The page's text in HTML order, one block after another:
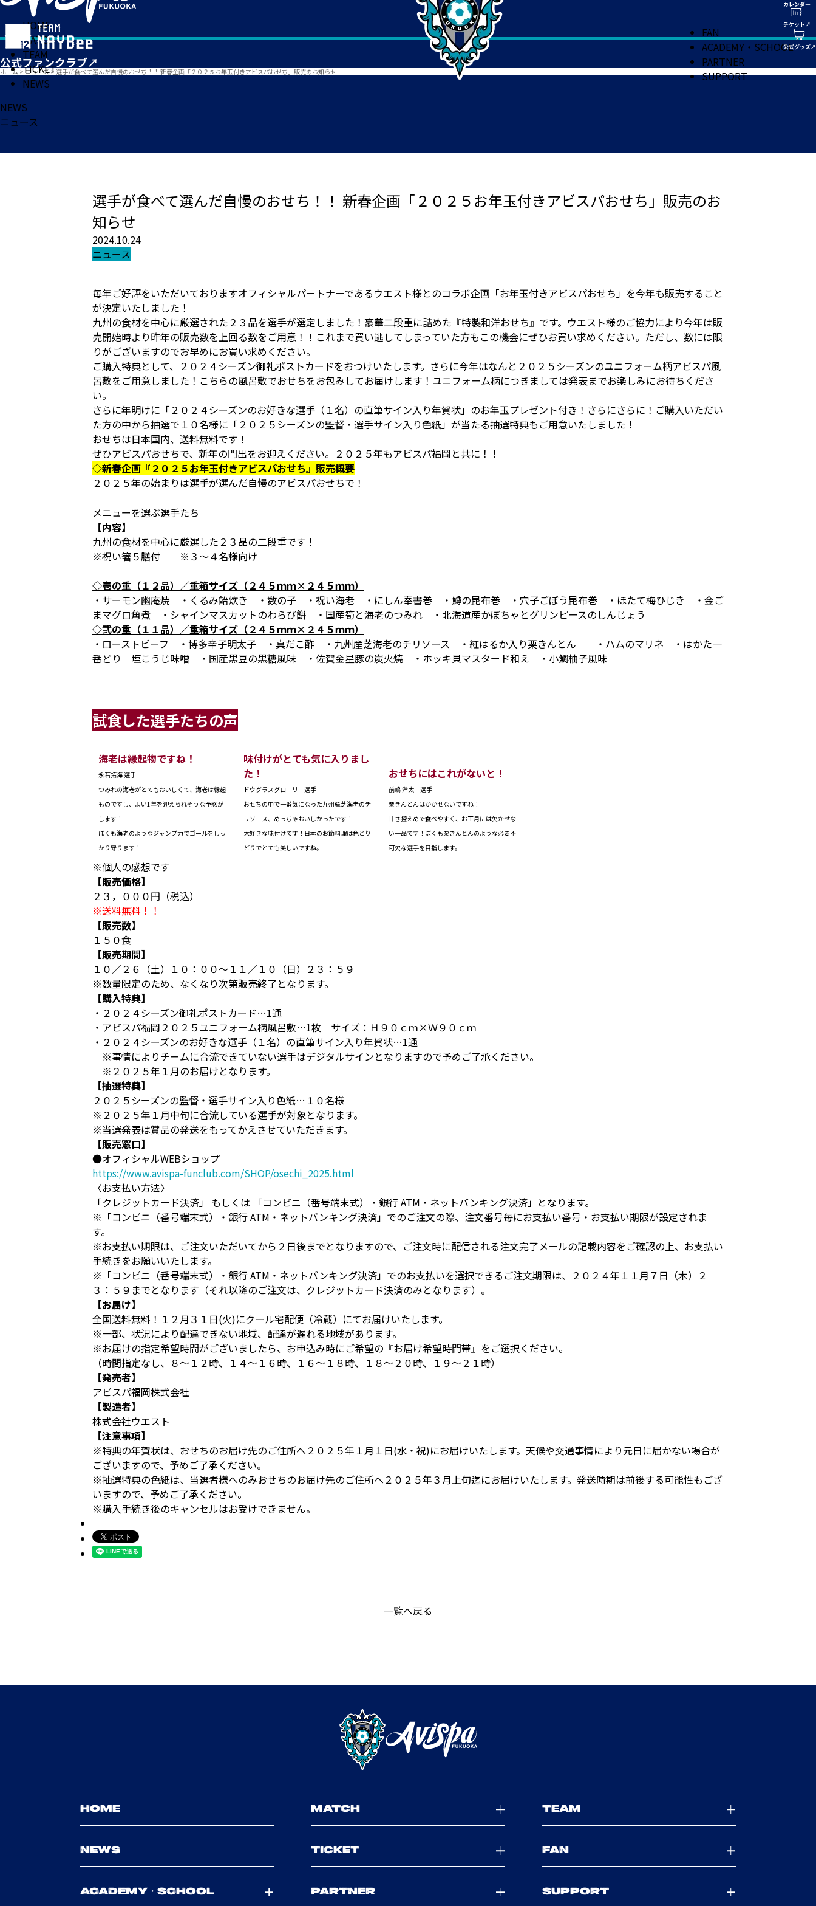
HOME
MATCH
TEAM
TICKET
NEWS
FAN
ACADEMY・SCHOOL
PARTNER
SUPPORT
ホーム > ニュース> 選手が食べて選んだ自慢のおせち！！ 新春企画「２０２５お年玉付きアビスパおせち」販売のお知らせ
NEWS
ニュース
選手が食べて選んだ自慢のおせち！！ 新春企画「２０２５お年玉付きアビスパおせち」販売のお
知らせ
2024.10.24
ニュース
毎年ご好評をいただいておりますオフィシャルパートナーであるウエスト様とのコラボ企画「お年玉付きアビスパおせち」を今年も販売すること
が決定いたしました！
九州の食材を中心に厳選された２３品を選手が選定しました！豪華二段重に詰めた『特製和洋おせち』です。ウエスト様のご協力により今年は販
売開始時より昨年の販売数を上回る数をご用意！！これまで買い逃してしまっていた方もこの機会にぜひお買い求めください。ただし、数には限
りがございますのでお早めにお買い求めください。
ご購入特典として、２０２４シーズン御礼ポストカードをおつけいたします。さらに今年はなんと２０２５シーズンのユニフォーム柄アビスパ風
呂敷をご用意しました！こちらの風呂敷でおせちをお包みしてお届けします！ユニフォーム柄につきましては発表までお楽しみにお待ちくださ
い。
さらに年明けに「２０２４シーズンのお好きな選手（１名）の直筆サイン入り年賀状」のお年玉プレゼント付き！さらにさらに！ご購入いただい
た方の中から抽選で１０名様に「２０２５シーズンの監督・選手サイン入り色紙」が当たる抽選特典もご用意いたしました！
おせちは日本国内、送料無料です！
ぜひアビスパおせちで、新年の門出をお迎えください。２０２５年もアビスパ福岡と共に！！
◇新春企画『２０２５お年玉付きアビスパおせち』販売概要
２０２５年の始まりは選手が選んだ自慢のアビスパおせちで！
メニューを選ぶ選手たち
【内容】
九州の食材を中心に厳選した２３品の二段重です！
※祝い箸５膳付 ※３～４名様向け
◇壱の重（１２品）／重箱サイズ（２４５ｍｍ×２４５ｍｍ）
・サーモン幽庵焼 ・くるみ飴炊き ・数の子 ・祝い海老 ・にしん奉書巻 ・鱒の昆布巻 ・穴子ごぼう昆布巻 ・ほたて梅ひじき ・金ご
まマグロ角煮 ・シャインマスカットのわらび餅 ・国産筍と海老のつみれ ・北海道産かぼちゃとグリンピースのしんじょう
◇弐の重（１１品）／重箱サイズ（２４５ｍｍ×２４５ｍｍ）
・ローストビーフ ・博多辛子明太子 ・真だこ酢 ・九州産芝海老のチリソース ・紅はるか入り栗きんとん ・ハムのマリネ ・はかた一
番どり 塩こうじ味噌 ・国産黒豆の黒糖風味 ・佐賀金星豚の炭火焼 ・ホッキ貝マスタード和え ・小鯛柚子風味
試食した選手たちの声
海老は縁起物ですね！
永石拓海 選手
つみれの海老がとてもおいしくて、海老は縁起
ものですし、よい1年を迎えられそうな予感が
します！
ぼくも海老のようなジャンプ力でゴールをしっ
かり守ります！
味付けがとても気に入りまし
た！
ドウグラスグローリ 選手
おせちの中で一番気になった九州産芝海老のチ
リソース、めっちゃおいしかったです！
大好きな味付けです！日本のお節料理は色とり
どりでとても美しいですね。
おせちにはこれがないと！
前嶋 洋太 選手
栗きんとんはかかせないですね！
甘さ控えめで食べやすく、お正月には欠かせな
い一品です！ぼくも栗きんとんのような必要不
可欠な選手を目指します。
※個人の感想です
【販売価格】
２３，０００円（税込）
※送料無料！！
【販売数】
１５０食
【販売期間】
１０／２６（土）１０：００～１１／１０（日）２３：５９
※数量限定のため、なくなり次第販売終了となります。
【購入特典】
・２０２４シーズン御礼ポストカード…1通
・アビスパ福岡２０２５ユニフォーム柄風呂敷…1枚 サイズ：Ｈ９０ｃｍ×Ｗ９０ｃｍ
・２０２４シーズンのお好きな選手（１名）の直筆サイン入り年賀状…1通
※事情によりチームに合流できていない選手はデジタルサインとなりますので予めご了承ください。
※２０２５年１月のお届けとなります。
【抽選特典】
２０２５シーズンの監督・選手サイン入り色紙…１０名様
※２０２５年１月中旬に合流している選手が対象となります。
※当選発表は賞品の発送をもってかえさせていただきます。
【販売窓口】
●オフィシャルWEBショップ
https://www.avispa-funclub.com/SHOP/osechi_2025.html
〈お支払い方法〉
「クレジットカード決済」 もしくは 「コンビニ（番号端末式）・銀行 ATM・ネットバンキング決済」となります。
※「コンビニ（番号端末式）・銀行 ATM・ネットバンキング決済」でのご注文の際、注文番号毎にお支払い番号・お支払い期限が設定されま
す。
※お支払い期限は、ご注文いただいてから２日後までとなりますので、ご注文時に配信される注文完了メールの記載内容をご確認の上、お支払い
手続きをお願いいたします。
※「コンビニ（番号端末式）・銀行 ATM・ネットバンキング決済」でのお支払いを選択できるご注文期限は、２０２４年１１月７日（木）２
３：５９までとなります（それ以降のご注文は、クレジットカード決済のみとなります）。
【お届け】
全国送料無料！１２月３１日(火)にクール宅配便（冷蔵）にてお届けいたします。
※一部、状況により配達できない地域、配達が遅れる地域があります。
※お届けの指定希望時間がございましたら、お申込み時にご希望の『お届け希望時間帯』をご選択ください。
（時間指定なし、８～１２時、１４～１６時、１６～１８時、１８～２０時、１９～２１時）
【発売者】
アビスパ福岡株式会社
【製造者】
株式会社ウエスト
【注意事項】
※特典の年賀状は、おせちのお届け先のご住所へ２０２５年１月１日(水・祝)にお届けいたします。天候や交通事情により元日に届かない場合が
ございますので、予めご了承ください。
※抽選特典の色紙は、当選者様へのみおせちのお届け先のご住所へ２０２５年３月上旬迄にお届けいたします。発送時期は前後する可能性もござ
いますので、予めご了承ください。
※購入手続き後のキャンセルはお受けできません。
一覧へ戻る
HOME MATCH TEAM
NEWS TICKET FAN
ACADEMY・SCHOOL PARTNER SUPPORT